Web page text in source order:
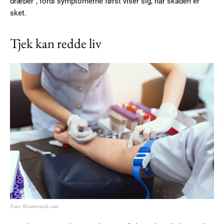
sket.
Tjek kan redde liv
Foto: Shutterstock.com